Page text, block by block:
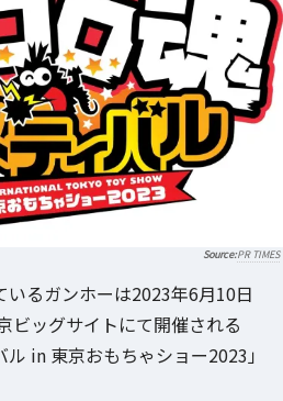
PR TIMES
いるガンホーは2023年6月10日
ビッグサイトにて開催される
ル in 東京おもちゃショー2023」